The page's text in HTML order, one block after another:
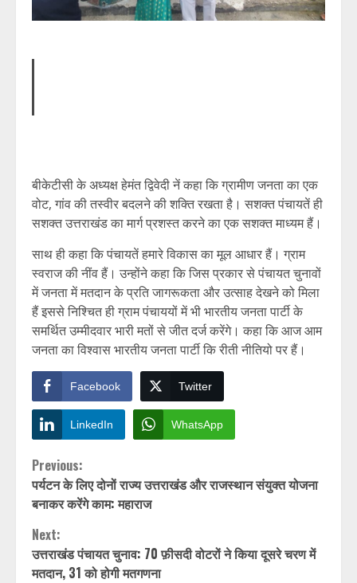
बीकेटीसी के अध्यक्ष हेमंत द्विवेदी नें कहा कि ग्रामीण जनता का एक
वोट, गांव की तस्वीर बदलने की शक्ति रखता है। सशक्त पंचायतें ही
सशक्त उत्तराखंड का मार्ग प्रशस्त करने का एक सशक्त माध्यम हैं।
साथ ही कहा कि पंचायतें हमारे विकास का मूल आधार हैं। ग्राम
स्वराज की नींव हैं। उन्होंने कहा कि जिस प्रकार से पंचायत चुनावों
में जनता में मतदान के प्रति जागरूकता और उत्साह देखने को मिला
हैं इससे निश्चित ही ग्राम पंचाययों में भी भारतीय जनता पार्टी के
समर्थित उम्मीदवार भारी मतों से जीत दर्ज करेंगे। कहा कि आज आम
जनता का विश्वास भारतीय जनता पार्टी कि रीती नीतियो पर हैं।
Facebook Twitter
LinkedIn WhatsApp
Continue
Reading
Previous:
पर्यटन के लिए दोनों राज्य उत्तराखंड और राजस्थान संयुक्त योजना
बनाकर करेंगे काम: महाराज
Next:
उत्तराखंड पंचायत चुनाव: 70 फ़ीसदी वोटरों ने किया दूसरे चरण में
मतदान, 31 को होगी मतगणना